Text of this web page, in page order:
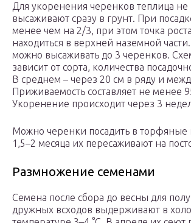
Для укоренения черенков теплица не
высаживают сразу в грунт. При
менее чем на 2/3, при этом точка
находиться в верхней наземной
можно высаживать до 3 черенков.
зависит от сорта, количества
В среднем – через 20 см в ряду и
Приживаемость составляет не менее
Укоренение происходит через 3
Можно черенки посадить в торфяные
1,5–2 месяца их пересаживают на
Размножение семенами
Семена после сбора до весны для
дружных всходов выдерживают в